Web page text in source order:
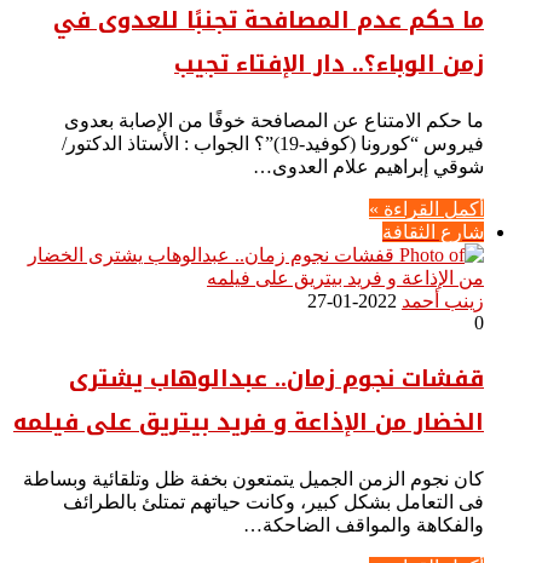
ما حكم عدم المصافحة تجنبًا للعدوى في
زمن الوباء؟.. دار الإفتاء تجيب
ما حكم الامتناع عن المصافحة خوفًا من الإصابة بعدوى
فيروس “كورونا (كوفيد-19)”؟ الجواب : الأستاذ الدكتور/
شوقي إبراهيم علام العدوى…
أكمل القراءة »
شارع الثقافة
زينب أحمد 2022-01-27
0
قفشات نجوم زمان.. عبدالوهاب يشترى
الخضار من الإذاعة و فريد بيتريق على فيلمه
كان نجوم الزمن الجميل يتمتعون بخفة ظل وتلقائية وبساطة
فى التعامل بشكل كبير، وكانت حياتهم تمتلئ بالطرائف
والفكاهة والمواقف الضاحكة…